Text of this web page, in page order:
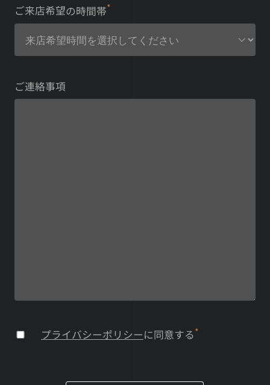
ご来店希望の時間帯*
ご連絡事項
プライバシーポリシーに同意する*